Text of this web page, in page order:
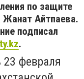
по защите
Жанат Айтпаева.
подписал
.
февраля